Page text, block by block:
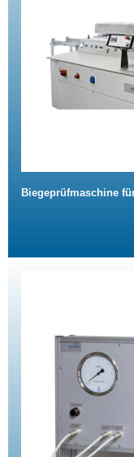
Biegeprüfmaschine